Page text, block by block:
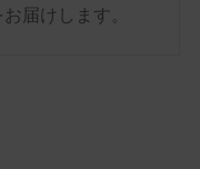
届けします。